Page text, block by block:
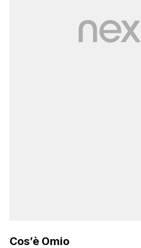
Cos’è Omio